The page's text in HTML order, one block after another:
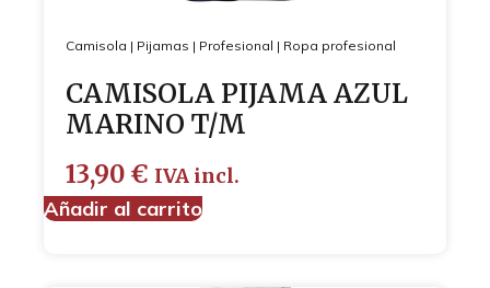
Camisola | Pijamas | Profesional | Ropa profesional
CAMISOLA PIJAMA AZUL
MARINO T/M
13,90 € IVA incl.
Añadir al carrito